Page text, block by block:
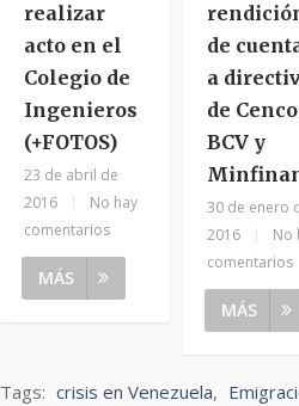
realizar
acto en el
Colegio de
Ingenieros
(+FOTOS)
23 de abril de
2016
No hay
comentarios
MÁS
de
a
de
BCV y
30 de enero
2016
No
comentarios
MÁS
Tags: crisis en Venezuela,